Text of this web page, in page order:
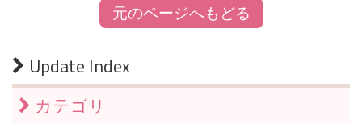
元のページへもどる
Update Index
カテゴリ